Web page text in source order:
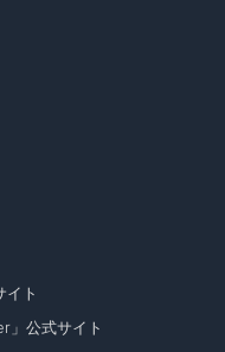
ト
」公式サイト